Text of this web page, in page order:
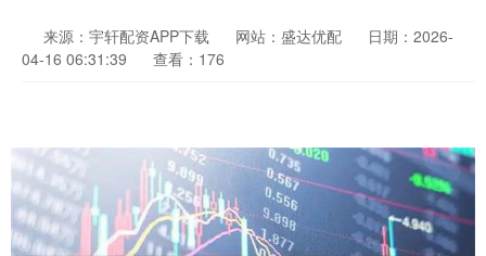
来源：宇轩配资APP下载 网站：盛达优配
日期：2026-
04-16 06:31:39
查看：176